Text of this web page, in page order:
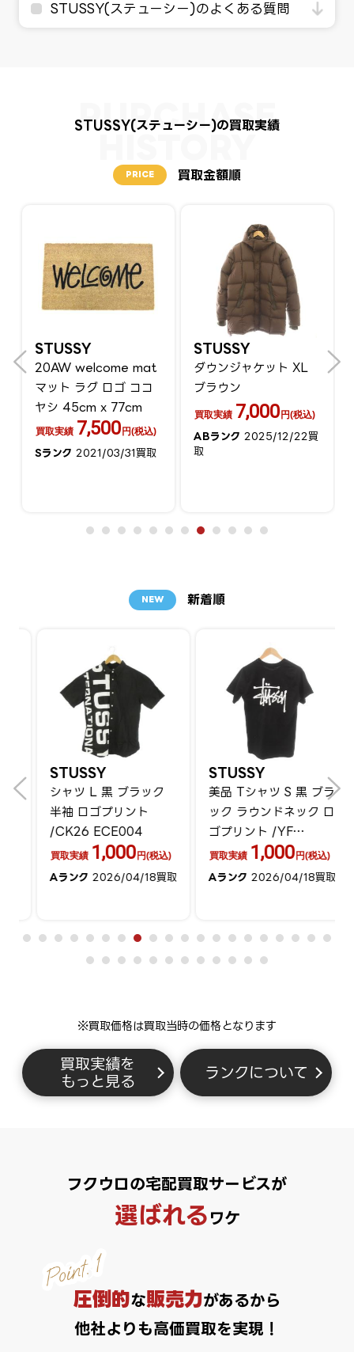
STUSSY(ステューシー)のよくある質問
STUSSY(ステューシー)の買取実績
PRICE 買取金額順
STUSSY
20AW welcome mat
マット ラグ ロゴ ココ
ヤシ 45cm x 77cm
買取実績 7,500円(税込)
Sランク 2021/03/31買取
STUSSY
ダウンジャケット XL
ブラウン
買取実績 7,000円(税込)
ABランク 2025/12/22買
取
NEW 新着順
STUSSY
シャツ L 黒 ブラック
半袖 ロゴプリント
/CK26 ECE004
買取実績 1,000円(税込)
Aランク2026/04/18買取
STUSSY
美品 Tシャツ S 黒 ブラ
ック ラウンドネック ロ
ゴプリント /YF
ECG004
買取実績 1,000円(税込)
Aランク2026/04/18買取
※買取価格は買取当時の価格となります
買取実績を
もっと見る
ランクについて
フクウロの宅配買取サービスが
選ばれる ワケ
圧倒的な販売力があるから
他社よりも高価買取を実現！